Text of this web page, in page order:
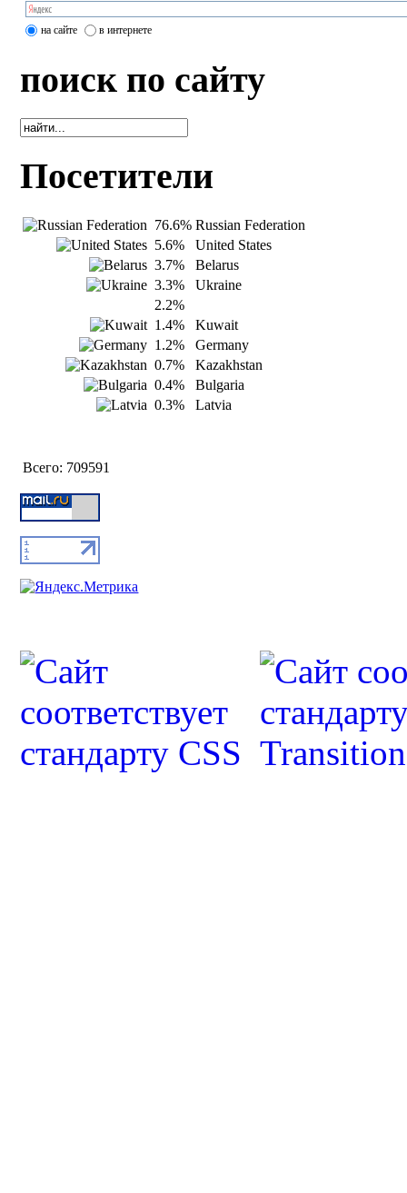
на сайте в интернете
поиск по сайту
Посетители
76.6% Russian Federation
5.6%
United States
3.7%
Belarus
3.3%
Ukraine
2.2%
1.4%
Kuwait
1.2%
Germany
0.7%
Kazakhstan
0.4%
Bulgaria
0.3%
Latvia
Всего: 709591